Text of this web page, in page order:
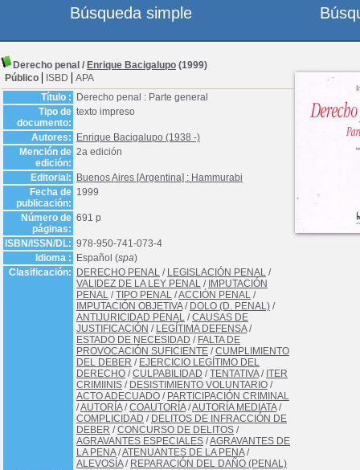
Derecho penal / Enrique Bacigalupo (1999)
Público
ISBD
APA
Título :
Derecho penal : Parte general
Tipo de
documento:
texto impreso
Autores:
Enrique Bacigalupo (1938 -)
Mención de
edición:
2a edición
Editorial:
Buenos Aires [Argentina] : Hammurabi
Fecha de
publicación:
1999
Número de
páginas:
691 p
ISBN/ISSN/DL: 978-950-741-073-4
Idioma :
Español (spa)
Clasificación:
DERECHO PENAL / LEGISLACIÓN PENAL /
VALIDEZ DE LA LEY PENAL / IMPUTACIÓN
PENAL /TIPO PENAL /ACCIÓN PENAL /
IMPUTACIÓN OBJETIVA/ DOLO (D. PENAL) /
ANTIJURICIDAD PENAL /CAUSAS DE
JUSTIFICACIÓN / LEGÍTIMA DEFENSA/
ESTADO DE NECESIDAD / FALTA DE
PROVOCACIÓN SUFICIENTE /CUMPLIMIENTO
DEL DEBER / EJERCICIO LEGÍTIMO DEL
DERECHO /CULPABILIDAD /TENTATIVA/ ITER
CRIMIINIS / DESISTIMIENTO VOLUNTARIO /
ACTO ADECUADO / PARTICIPACIÓN CRIMINAL
/AUTORÍA/COAUTORÍA/AUTORÍA MEDIATA/
COMPLICIDAD / DELITOS DE INFRACCIÓN DE
DEBER /CONCURSO DE DELITOS /
AGRAVANTES ESPECIALES /AGRAVANTES DE
LA PENA/ATENUANTES DE LA PENA/
ALEVOSÍA/ REPARACIÓN DEL DAÑO (PENAL)
Búsqueda simple